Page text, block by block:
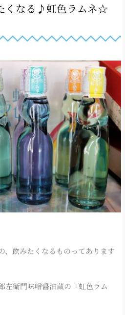
くなる♪虹色ラムネ☆
、飲みたくなるものってあります
左衛門味噌醤油蔵の『虹色ラム